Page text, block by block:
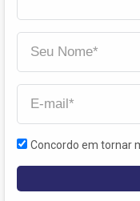
Concordo em tornar